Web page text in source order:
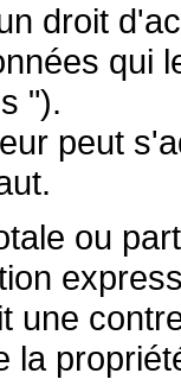
droit
qui
").
peut
ou
une
la